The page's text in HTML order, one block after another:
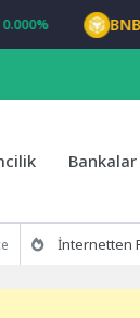
BNB
Bankalar
İnternetten Para Kazanma